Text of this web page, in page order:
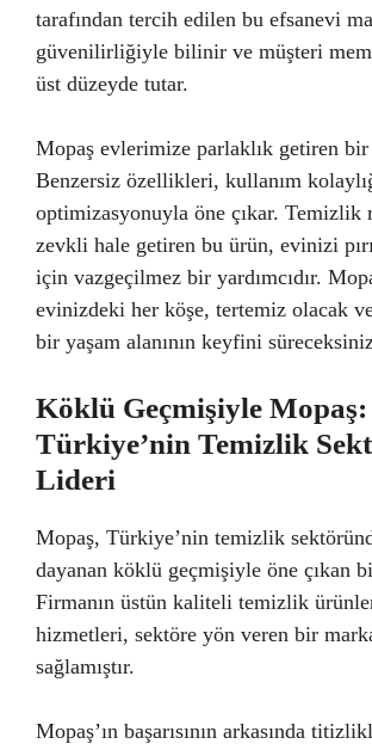
tarafından tercih edilen bu efsanevi
güvenilirliğiyle bilinir ve müşteri
üst düzeyde tutar.
Mopaş evlerimize parlaklık getiren bir
Benzersiz özellikleri, kullanım
optimizasyonuyla öne çıkar. Temizlik
zevkli hale getiren bu ürün, evinizi
için vazgeçilmez bir yardımcıdır.
evinizdeki her köşe, tertemiz olacak
bir yaşam alanının keyfini
Köklü Geçmişiyle Mopaş:
Türkiye’nin Temizlik
Lideri
Mopaş, Türkiye’nin temizlik
dayanan köklü geçmişiyle öne çıkan
Firmanın üstün kaliteli temizlik
hizmetleri, sektöre yön veren bir
sağlamıştır.
Mopaş’ın başarısının arkasında